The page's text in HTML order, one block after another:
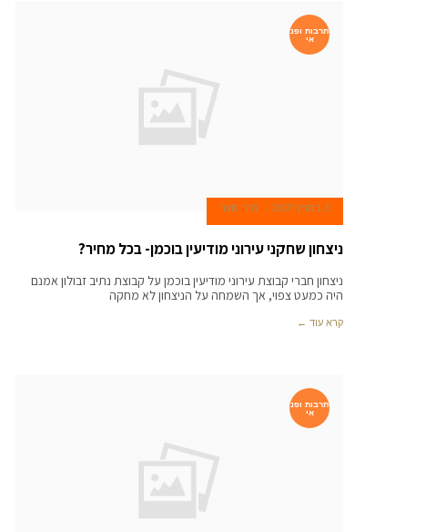
תרבות ופנ
אי
3 במרץ 2007 מירי סער
ניצחון שחקני עירוני מודיעין בוכמן- בכל מחיר?
ניצחון חברי קבוצת עירוני מודיעין בוכמן על קבוצת נתיב זבולון אמנם
היה כמעט צפוי, אך השמחה על הניצחון לא מחקה
קרא עוד ←
תרבות ופנ
אי